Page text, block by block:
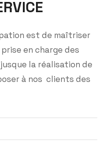
RVICE
est de maîtriser
en charge des
la réalisation de
à nos clients des